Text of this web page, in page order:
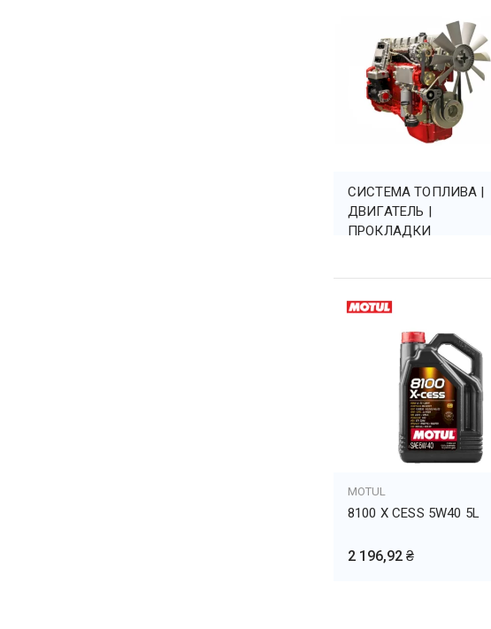
СИСТЕМА ТОПЛИВА |
ДВИГАТЕЛЬ |
ПРОКЛАДКИ
ДОБАВИТЬ В КОРЗИНУ
MOTUL
8100 X CESS 5W40 5L
2 196,92 ₴